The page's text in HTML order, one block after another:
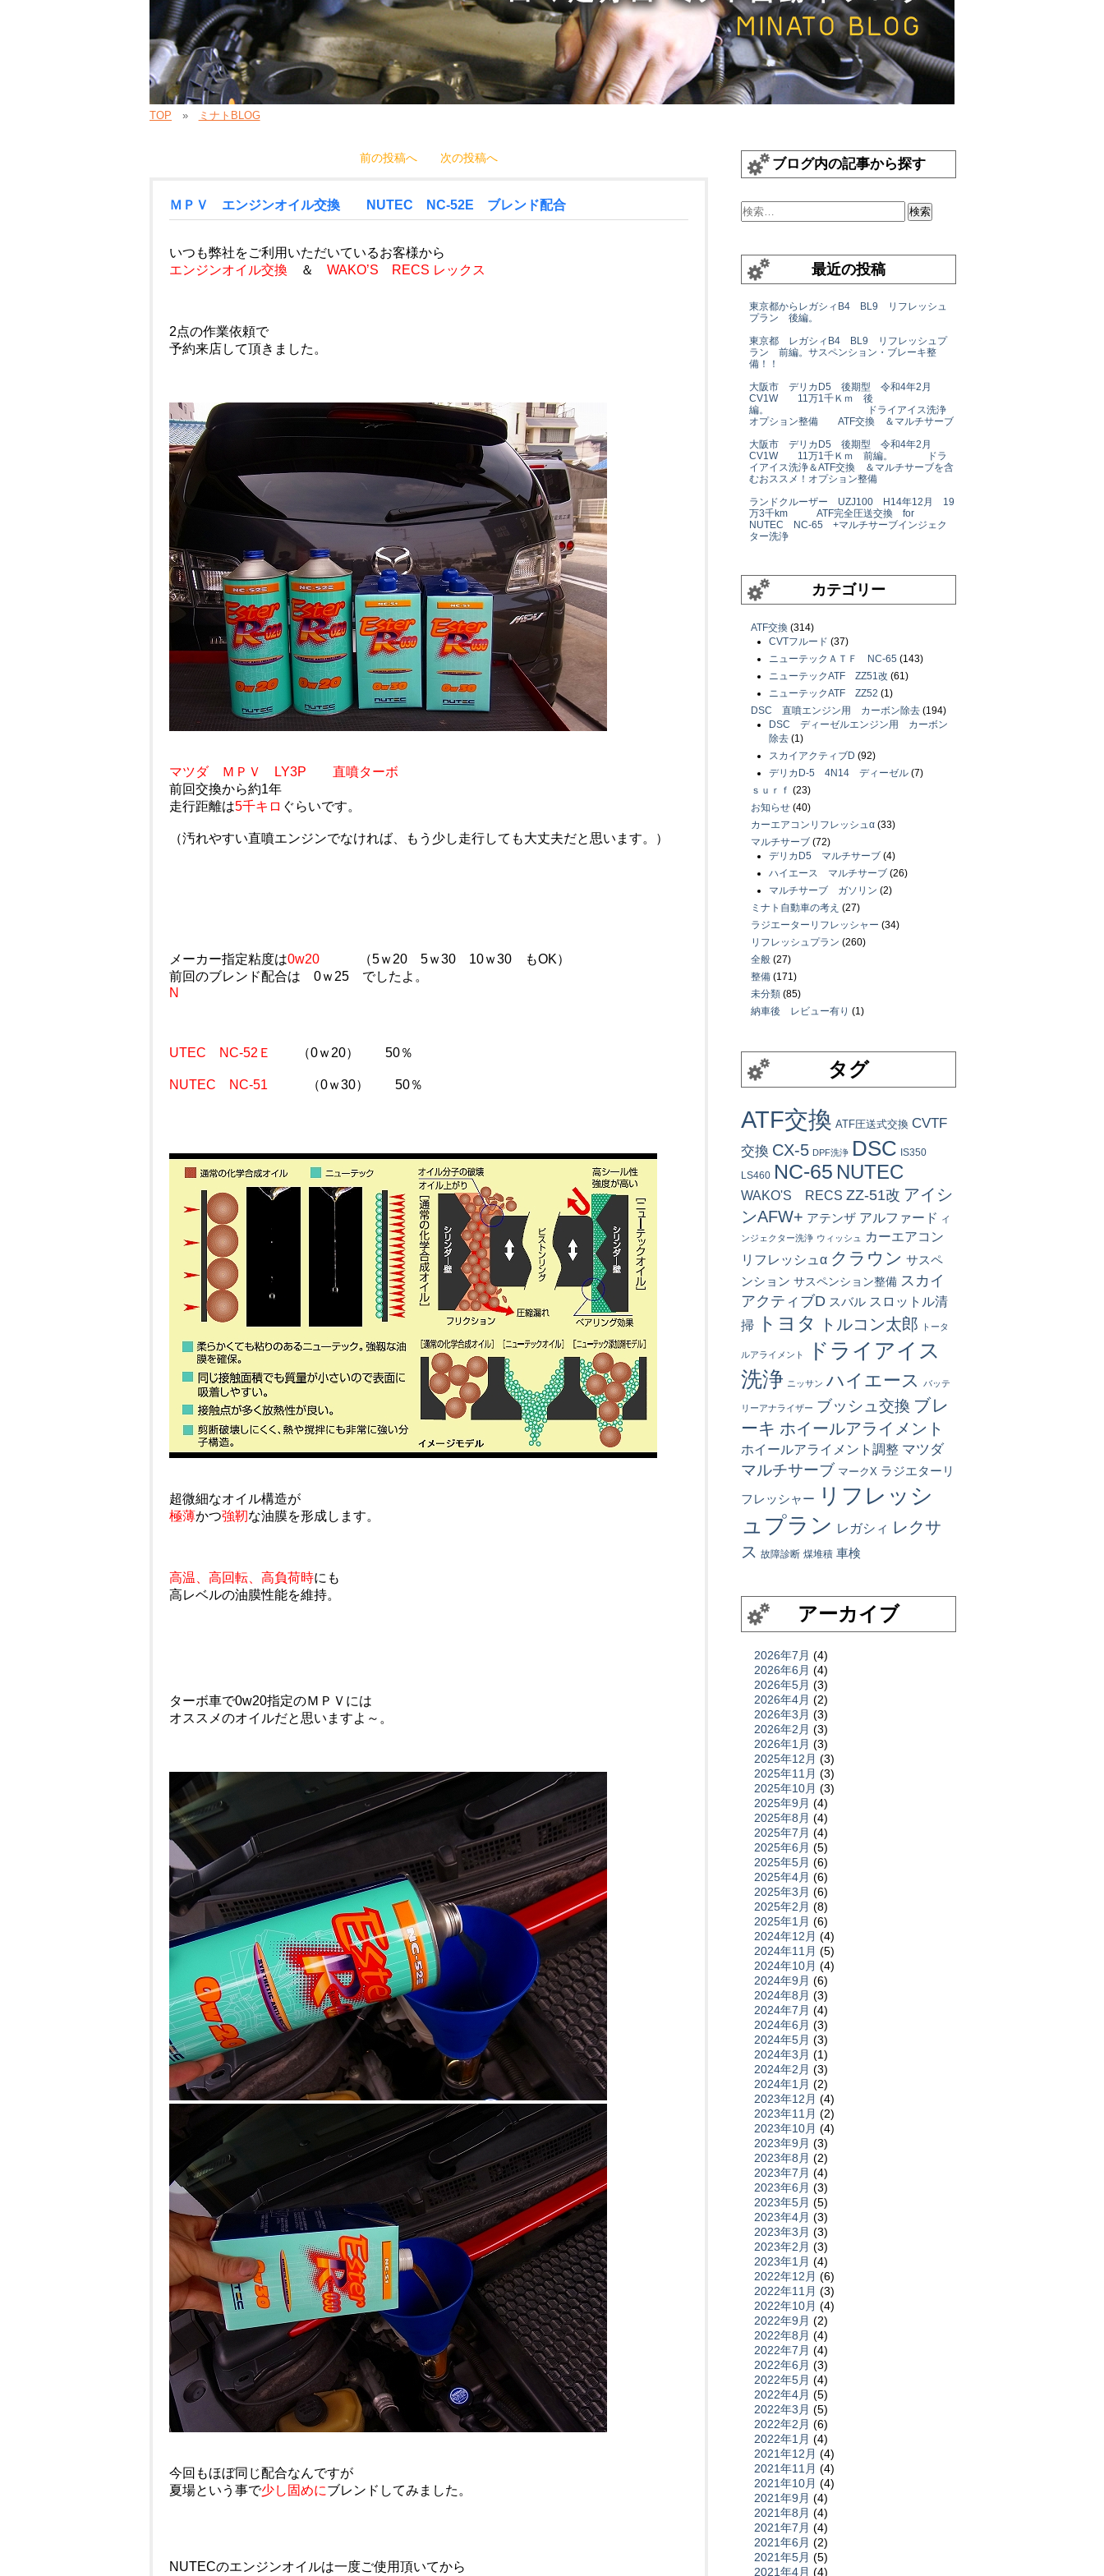
TOP ミナトBLOG
前の投稿へ 次の投稿へ
ＭＰＶ エンジンオイル交換 NUTEC NC-52E ブレンド配合
いつも弊社をご利用いただいているお客様から
エンジンオイル交換 ＆ WAKO’S RECS レックス
2点の作業依頼で
予約来店して頂きました。
マツダ ＭＰＶ LY3P 直噴ターボ
前回交換から約1年
走行距離は5千キロ ぐらいです。
（汚れやすい直噴エンジンでなければ、もう少し走行しても大丈夫だと思います。）
メーカー指定粘度は0w20 （5ｗ20 5ｗ30 10ｗ30 もOK）
前回のブレンド配合は 0ｗ25 でしたよ。
N
UTEC NC-52Ｅ （0ｗ20） 50％
NUTEC NC-51 （0ｗ30） 50％
超微細なオイル構造が
極薄かつ強靭な油膜を形成します。
高温、高回転、高負荷時にも
高レベルの油膜性能を維持。
ターボ車で0w20指定のＭＰＶには
オススメのオイルだと思いますよ～。
今回もほぼ同じ配合なんですが
夏場という事で少し固めにブレンドしてみました。
NUTECのエンジンオイルは一度ご使用頂いてから
ブログ内の記事から探す
最近の投稿
東京都からレガシィB4 BL9 リフレッシュ
プラン 後編。
東京都 レガシィB4 BL9 リフレッシュプ
ラン 前編。サスペンション・ブレーキ整
備！！
大阪市 デリカD5 後期型 令和4年2月
CV1W 11万1千Ｋｍ 後
編。 ドライアイス洗浄
オプション整備 ATF交換 ＆マルチサーブ
大阪市 デリカD5 後期型 令和4年2月
CV1W 11万1千Ｋｍ 前編。 ドラ
イアイス洗浄＆ATF交換 ＆マルチサーブを含
むおススメ！オプション整備
ランドクルーザー UZJ100 H14年12月 19
万3千km ATF完全圧送交換 for
NUTEC NC-65 +マルチサーブインジェク
ター洗浄
カテゴリー
ATF交換 (314)
CVTフルード (37)
ニューテックＡＴＦ NC-65 (143)
ニューテックATF ZZ51改 (61)
ニューテックATF ZZ52 (1)
DSC 直噴エンジン用 カーボン除去 (194)
DSC ディーゼルエンジン用 カーボン
除去 (1)
スカイアクティブD (92)
デリカD-5 4N14 ディーゼル (7)
ｓｕｒｆ (23)
お知らせ (40)
カーエアコンリフレッシュα (33)
マルチサーブ (72)
デリカD5 マルチサーブ (4)
ハイエース マルチサーブ (26)
マルチサーブ ガソリン (2)
ミナト自動車の考え (27)
ラジエーターリフレッシャー (34)
リフレッシュプラン (260)
全般 (27)
整備 (171)
未分類 (85)
納車後 レビュー有り (1)
タグ
ATF交換 ATF圧送式交換 CVTF
交換 CX-5 DPF洗浄 DSC IS350
LS460 NC-65 NUTEC
WAKO'S RECS ZZ-51改 アイシ
ンAFW+ アテンザ アルファード イ
ンジェクター洗浄 ウィッシュ
カーエアコン
リフレッシュα クラウン サスペ
ンション サスペンション整備 スカイ
アクティブD スバル スロットル清
掃
トヨタ トルコン太郎 トータ
ルアライメント
ドライアイス
洗浄 ニッサン ハイエース バッテ
リーアナライザー ブッシュ交換 ブレ
ーキ ホイールアライメント
ホイールアライメント調整 マツダ
マルチサーブ マークX ラジエターリ
フレッシャー
リフレッシ
ュプラン レガシィ レクサ
ス 故障診断 煤堆積 車検
アーカイブ
2026年7月 (4)
2026年6月 (4)
2026年5月 (3)
2026年4月 (2)
2026年3月 (3)
2026年2月 (3)
2026年1月 (3)
2025年12月 (3)
2025年11月 (3)
2025年10月 (3)
2025年9月 (4)
2025年8月 (4)
2025年7月 (4)
2025年6月 (5)
2025年5月 (6)
2025年4月 (6)
2025年3月 (6)
2025年2月 (8)
2025年1月 (6)
2024年12月 (4)
2024年11月 (5)
2024年10月 (4)
2024年9月 (6)
2024年8月 (3)
2024年7月 (4)
2024年6月 (3)
2024年5月 (3)
2024年3月 (1)
2024年2月 (3)
2024年1月 (2)
2023年12月 (4)
2023年11月 (2)
2023年10月 (4)
2023年9月 (3)
2023年8月 (2)
2023年7月 (4)
2023年6月 (3)
2023年5月 (5)
2023年4月 (3)
2023年3月 (3)
2023年2月 (3)
2023年1月 (4)
2022年12月 (6)
2022年11月 (3)
2022年10月 (4)
2022年9月 (2)
2022年8月 (4)
2022年7月 (4)
2022年6月 (3)
2022年5月 (4)
2022年4月 (5)
2022年3月 (5)
2022年2月 (6)
2022年1月 (4)
2021年12月 (4)
2021年11月 (4)
2021年10月 (4)
2021年9月 (4)
2021年8月 (4)
2021年7月 (4)
2021年6月 (2)
2021年5月 (5)
2021年4月 (4)